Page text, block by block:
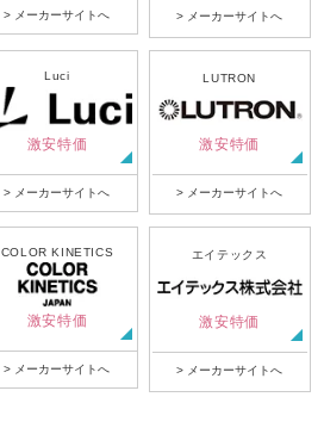
> メーカーサイトへ > メーカーサイトへ
Luci
激安特価
> メーカーサイトへ
LUTRON
激安特価
> メーカーサイトへ
COLOR KINETICS
激安特価
> メーカーサイトへ
エイテックス
激安特価
> メーカーサイトへ